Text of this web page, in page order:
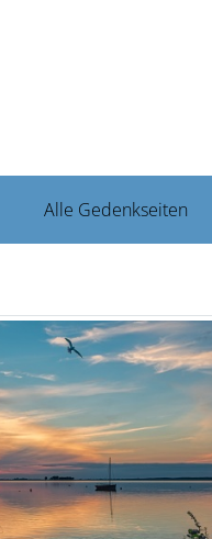
Alle Gedenkseiten